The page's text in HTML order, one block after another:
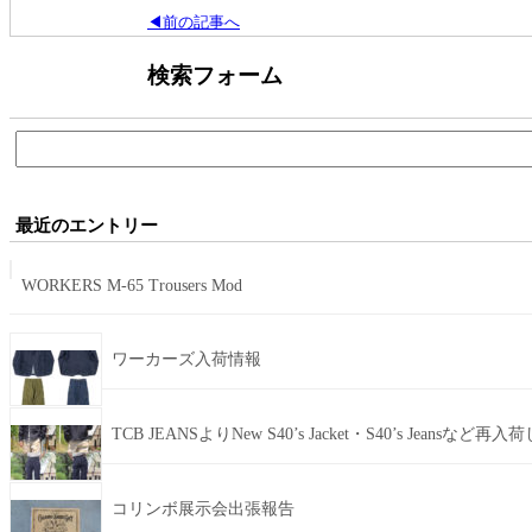
◀前の記事へ
検索フォーム
索:
最近のエントリー
WORKERS M-65 Trousers Mod
ワーカーズ入荷情報
TCB JEANSよりNew S40’s Jacket・S40’s Jeansなど再入
コリンボ展示会出張報告